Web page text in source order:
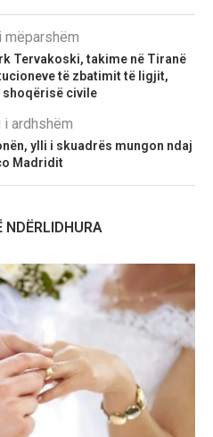
mëparshëm
Tervakoski, takime në Tiranë
të zbatimit të ligjit,
shoqërisë civile
ardhshëm
ylli i skuadrës mungon ndaj
Madridit
NDËRLIDHURA